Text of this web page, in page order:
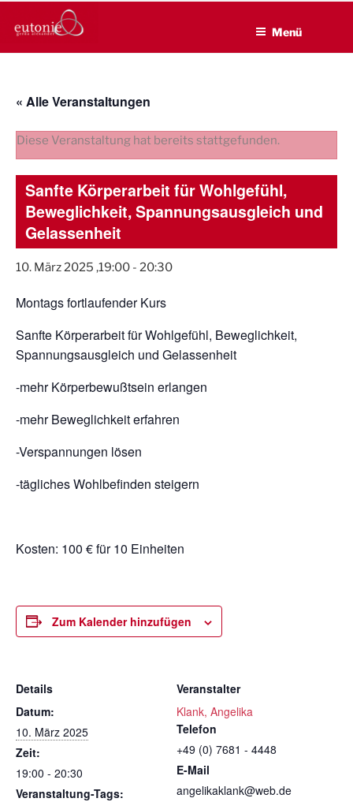
Inhalt
EUTONIE.DE
Lebensbalance durch körperliche Selbsterfahrung
Menü
« Alle Veranstaltungen
Diese Veranstaltung hat bereits stattgefunden.
Sanfte Körperarbeit für Wohlgefühl,
Beweglichkeit, Spannungsausgleich und
Gelassenheit
10. März 2025 ,19:00 - 20:30
Montags fortlaufender Kurs
Sanfte Körperarbeit für Wohlgefühl, Beweglichkeit,
Spannungsausgleich und Gelassenheit
-mehr Körperbewußtsein erlangen
-mehr Beweglichkeit erfahren
-Verspannungen lösen
-tägliches Wohlbefinden steigern
Kosten: 100 € für 10 Einheiten
Zum Kalender hinzufügen
Details
Datum:
10. März 2025
Zeit:
19:00 - 20:30
Veranstaltung-Tags:
Veranstalter
Klank, Angelika
Telefon
+49 (0) 7681 - 4448
E-Mail
angelikaklank@web.de